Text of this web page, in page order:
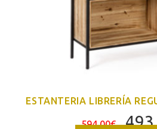
ESTANTERIA LIBRERÍA
594,00€
El